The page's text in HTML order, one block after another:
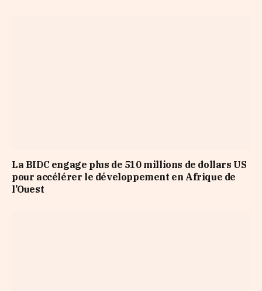
La BIDC engage plus de 510 millions de dollars US
pour accélérer le développement en Afrique de
l’Ouest